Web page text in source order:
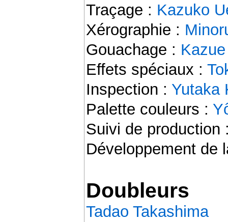
Traçage : Kazuko
Xérographie :
Gouachage :
Effets spéciaux :
Inspection : Yutaka
Palette couleurs :
Suivi de production
Développement de
Doubleurs
Tadao Takashima